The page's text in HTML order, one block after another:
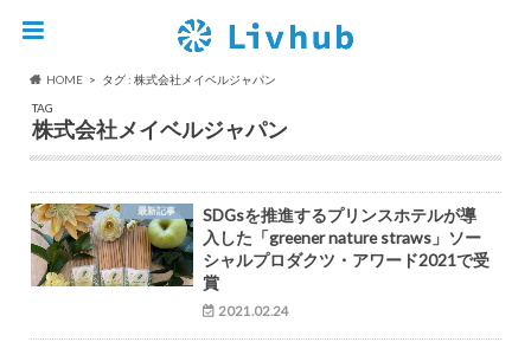
HOME
タグ : 株式会社メイベルジャパン
TAG
株式会社メイベルジャパン
最新記事
SDGsを推進するプリンスホテルが導
入した「greener nature straws」ソー
シャルプロダクツ・アワード2021で受
賞
2021.02.24